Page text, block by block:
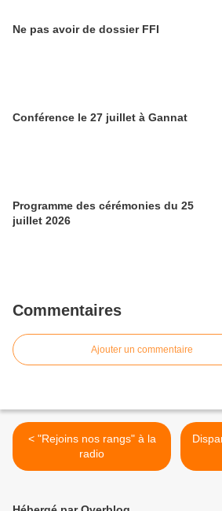
Ne pas avoir de dossier FFI
Conférence le 27 juillet à Gannat
Programme des cérémonies du 25
juillet 2026
Commentaires
Ajouter un commentaire
< "Rejoins nos rangs" à la
radio